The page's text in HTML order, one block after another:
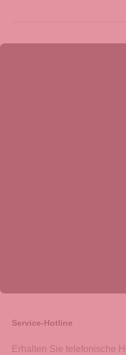
Service-Hotline
Erhalten Sie telefonische